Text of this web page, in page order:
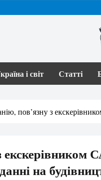
і світ Статті
пов’язну з
на